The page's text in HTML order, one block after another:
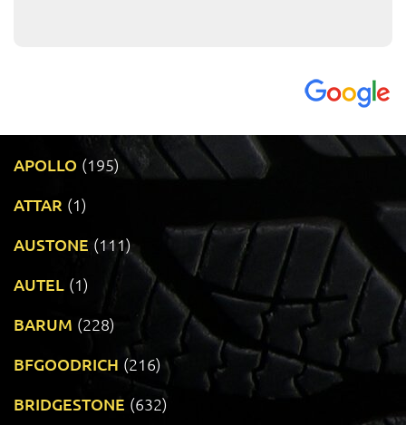
APOLLO (195)
ATTAR (1)
AUSTONE (111)
AUTEL (1)
BARUM (228)
BFGOODRICH (216)
BRIDGESTONE (632)